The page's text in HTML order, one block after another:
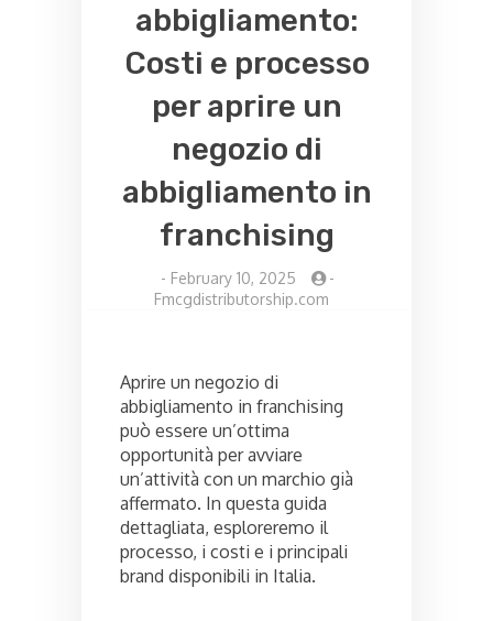
abbigliamento:
Costi e processo
per aprire un
negozio di
abbigliamento in
franchising
- February 10, 2025
-
Fmcgdistributorship.com
Aprire un negozio di
abbigliamento in franchising
può essere un’ottima
opportunità per avviare
un’attività con un marchio già
affermato. In questa guida
dettagliata, esploreremo il
processo, i costi e i principali
brand disponibili in Italia.